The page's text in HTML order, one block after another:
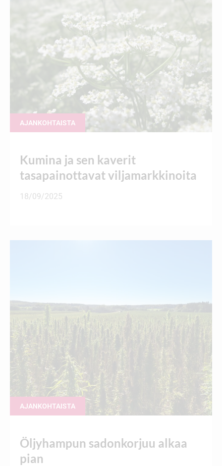
AJANKOHTAISTA
Kumina ja sen kaverit
tasapainottavat viljamarkkinoita
18/09/2025
AJANKOHTAISTA
Öljyhampun sadonkorjuu alkaa
pian